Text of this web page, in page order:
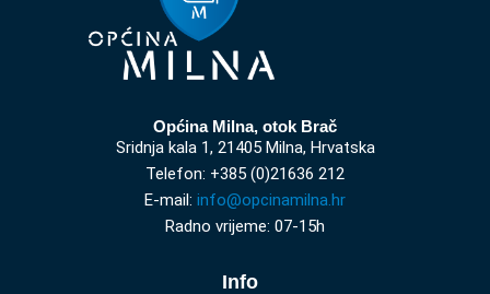
Općina Milna, otok Brač
Sridnja kala 1, 21405 Milna, Hrvatska
Telefon: +385 (0)21636 212
E-mail: info@opcinamilna.hr
Radno vrijeme: 07-15h
Info